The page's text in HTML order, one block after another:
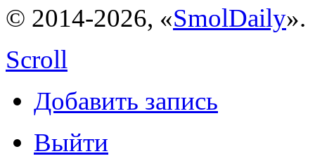
© 2014-2026, «SmolDaily».
Scroll
Добавить запись
Выйти